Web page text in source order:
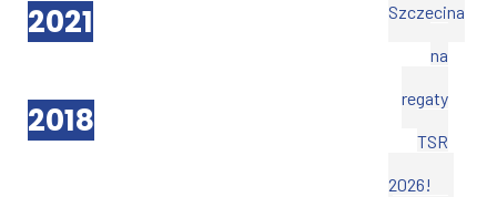
Szczecina
na
regaty
TSR
2026!
2021
2018